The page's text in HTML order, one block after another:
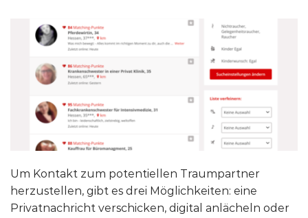
Um Kontakt zum potentiellen Traumpartner
herzustellen, gibt es drei Möglichkeiten: eine
Privatnachricht verschicken, digital anlächeln oder